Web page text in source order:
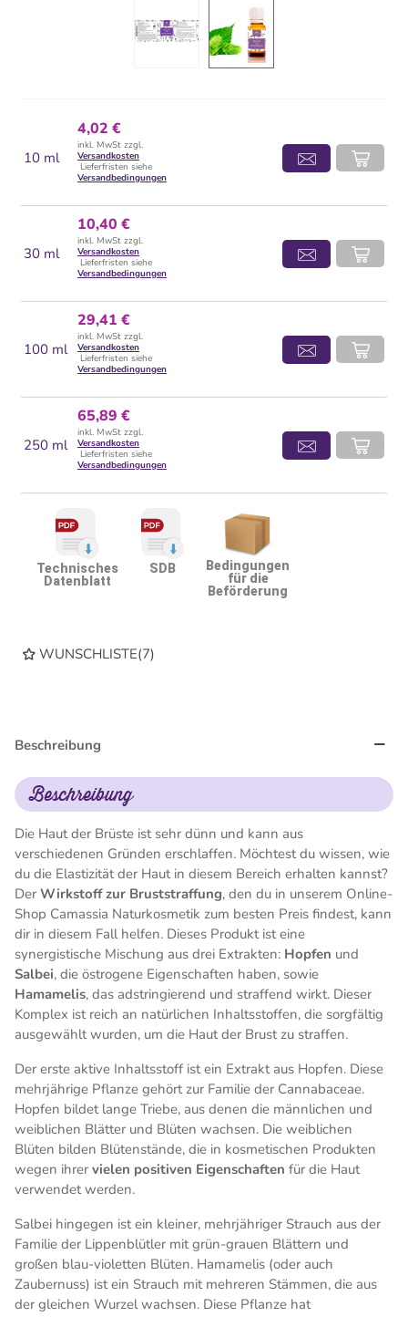
10 ml
4,02 €
inkl. MwSt zzgl.
Versandkosten
Lieferfristen siehe
Versandbedingungen
30 ml
10,40 €
inkl. MwSt zzgl.
Versandkosten
Lieferfristen siehe
Versandbedingungen
100 ml
29,41 €
inkl. MwSt zzgl.
Versandkosten
Lieferfristen siehe
Versandbedingungen
250 ml
65,89 €
inkl. MwSt zzgl.
Versandkosten
Lieferfristen siehe
Versandbedingungen
Technisches
Datenblatt
SDB
Bedingungen
für die
Beförderung
WUNSCHLISTE(7)
Beschreibung
Beschreibung
Die Haut der Brüste ist sehr dünn und kann aus
verschiedenen Gründen erschlaffen. Möchtest du wissen, wie
du die Elastizität der Haut in diesem Bereich erhalten kannst?
Der Wirkstoff zur Bruststraffung, den du in unserem Online-
Shop Camassia Naturkosmetik zum besten Preis findest, kann
dir in diesem Fall helfen. Dieses Produkt ist eine
synergistische Mischung aus drei Extrakten: Hopfen und
Salbei, die östrogene Eigenschaften haben, sowie
Hamamelis, das adstringierend und straffend wirkt. Dieser
Komplex ist reich an natürlichen Inhaltsstoffen, die sorgfältig
ausgewählt wurden, um die Haut der Brust zu straffen.
Der erste aktive Inhaltsstoff ist ein Extrakt aus Hopfen. Diese
mehrjährige Pflanze gehört zur Familie der Cannabaceae.
Hopfen bildet lange Triebe, aus denen die männlichen und
weiblichen Blätter und Blüten wachsen. Die weiblichen
Blüten bilden Blütenstände, die in kosmetischen Produkten
wegen ihrer vielen positiven Eigenschaften für die Haut
verwendet werden.
Salbei hingegen ist ein kleiner, mehrjähriger Strauch aus der
Familie der Lippenblütler mit grün-grauen Blättern und
großen blau-violetten Blüten. Hamamelis (oder auch
Zaubernuss) ist ein Strauch mit mehreren Stämmen, die aus
der gleichen Wurzel wachsen. Diese Pflanze hat